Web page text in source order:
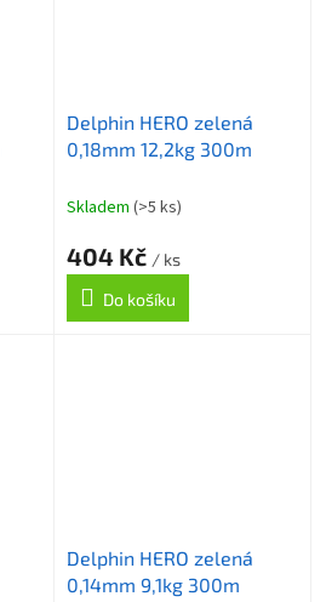
Delphin HERO zelená
0,18mm 12,2kg 300m
Skladem (>5 ks)
404 Kč / ks
Do košíku
Delphin HERO zelená
0,14mm 9,1kg 300m